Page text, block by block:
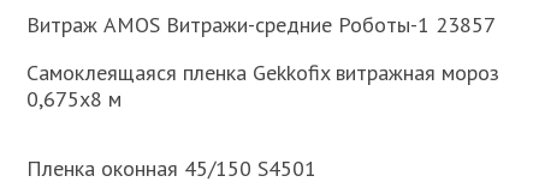
Витраж AMOS Витражи-средние Роботы-1 23857
Самоклеящаяся пленка Gekkofix витражная мороз
0,675х8 м
Пленка оконная 45/150 S4501